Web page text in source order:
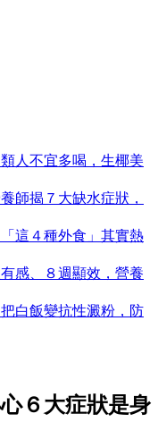
人不宜多喝，生椰美
師揭７大缺水症狀，
這４種外食」其實熱
感、８週顯效，營養
白飯變抗性澱粉，防
６大症狀是身